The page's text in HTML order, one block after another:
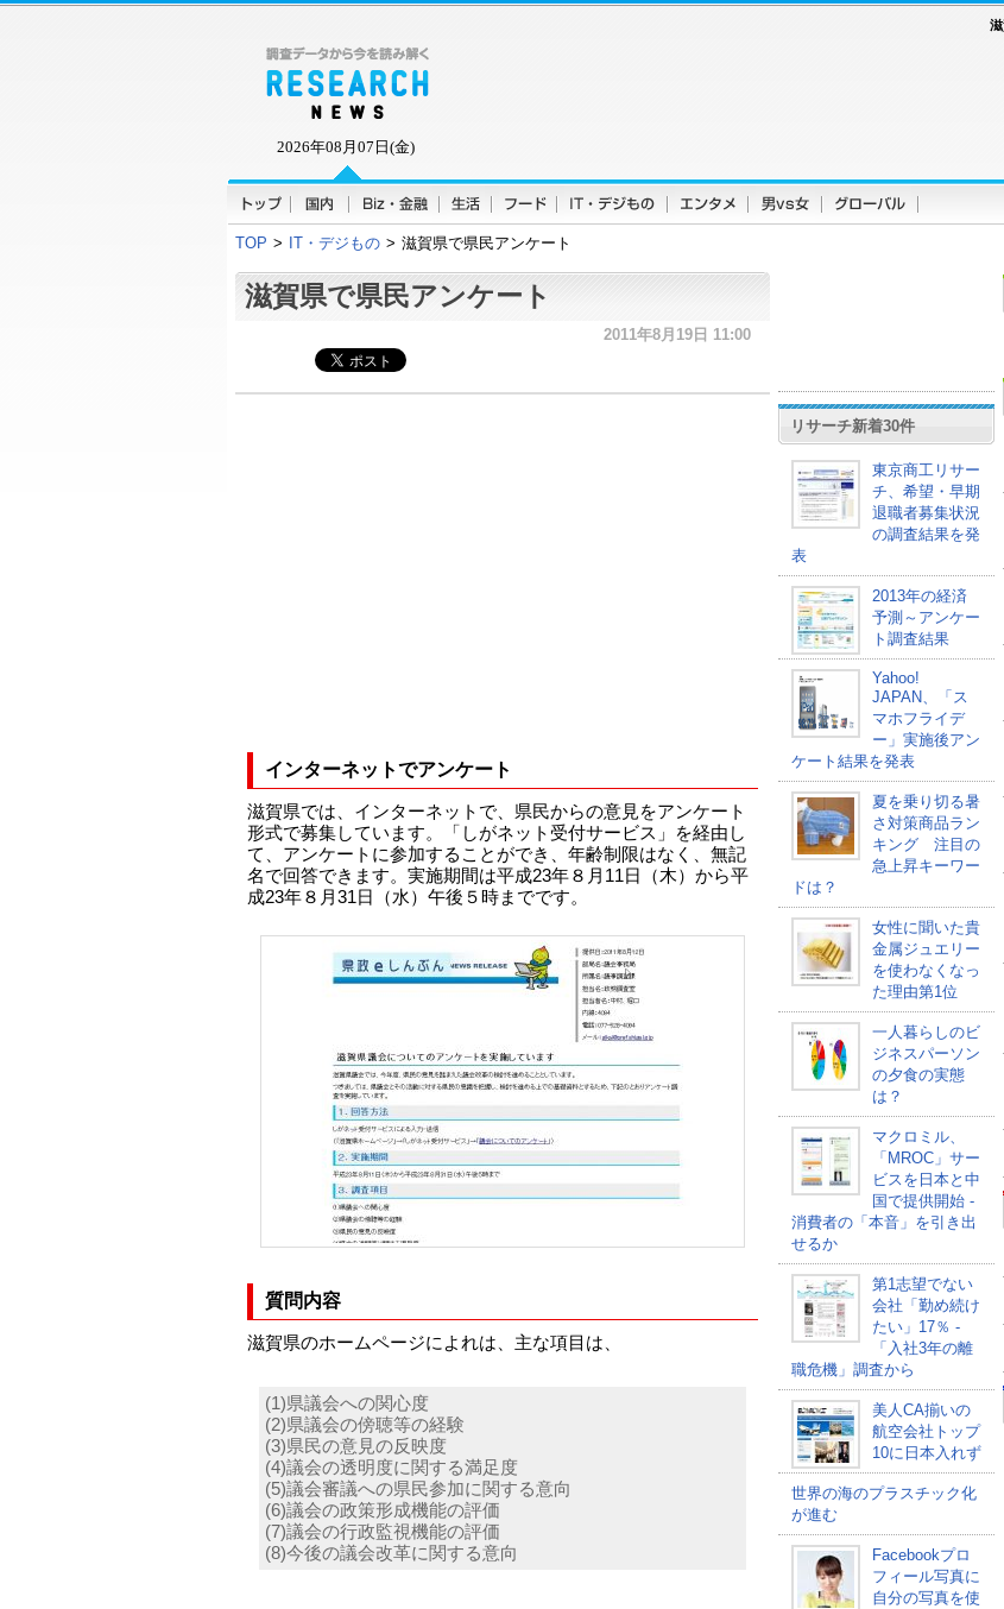
2026年08月07日(金)
TOP > IT・デジもの > 滋賀県で県民アンケート
滋賀県で県民アンケート
2011年8月19日 11:00
インターネットでアンケート
滋賀県では、インターネットで、県民からの意見をアンケート
形式で募集しています。「しがネット受付サービス」を経由し
て、アンケートに参加することができ、年齢制限はなく、無記
名で回答できます。実施期間は平成23年８月11日（木）から平
成23年８月31日（水）午後５時までです。
質問内容
滋賀県のホームページによれは、主な項目は、
(1)県議会への関心度
(2)県議会の傍聴等の経験
(3)県民の意見の反映度
(4)議会の透明度に関する満足度
(5)議会審議への県民参加に関する意向
(6)議会の政策形成機能の評価
(7)議会の行政監視機能の評価
(8)今後の議会改革に関する意向
リサーチ新着30件
東京商工リサー
チ、希望・早期
退職者募集状況
の調査結果を発
表
2013年の経済
予測～アンケー
ト調査結果
Yahoo!
JAPAN、「ス
マホフライデ
ー」実施後アン
ケート結果を発表
夏を乗り切る暑
さ対策商品ラン
キング 注目の
急上昇キーワー
ドは？
女性に聞いた貴
金属ジュエリー
を使わなくなっ
た理由第1位
一人暮らしのビ
ジネスパーソン
の夕食の実態
は？
マクロミル、
「MROC」サー
ビスを日本と中
国で提供開始 -
消費者の「本音」を引き出
せるか
第1志望でない
会社「勤め続け
たい」17％ -
「入社3年の離
職危機」調査から
美人CA揃いの
航空会社トップ
10に日本入れず
世界の海のプラスチック化
が進む
Facebookプロ
フィール写真に
自分の写真を使